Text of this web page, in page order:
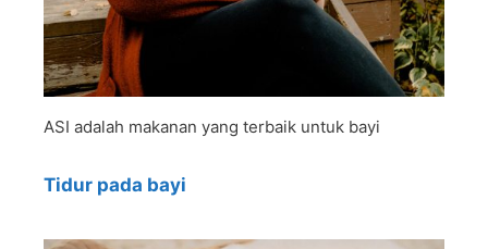
ASI adalah makanan yang terbaik untuk bayi
Tidur pada bayi